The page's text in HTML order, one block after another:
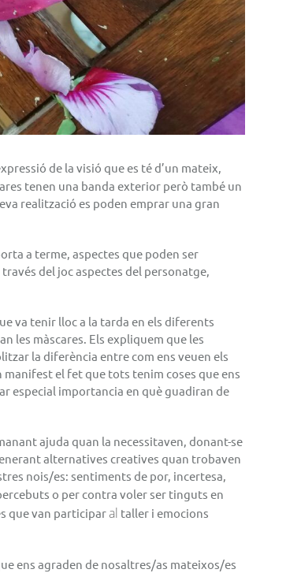
de la visió que es té d’un mateix,
tenen una banda exterior però també un
realització es poden emprar una gran
a terme, aspectes que poden ser
del joc aspectes del personatge,
va tenir lloc a la tarda en els diferents
les màscares. Els expliquem que les
la diferència entre com ens veuen els
el fet que tots tenim coses que ens
especial importancia en quèguadiran de
ajuda quan la necessitaven, donant-se
alternatives creatives quan trobaven
nois/es: sentiments de por, incertesa,
o per contra voler ser tinguts en
que van participaral taller i emocions
ens agraden de nosaltres/as mateixos/es